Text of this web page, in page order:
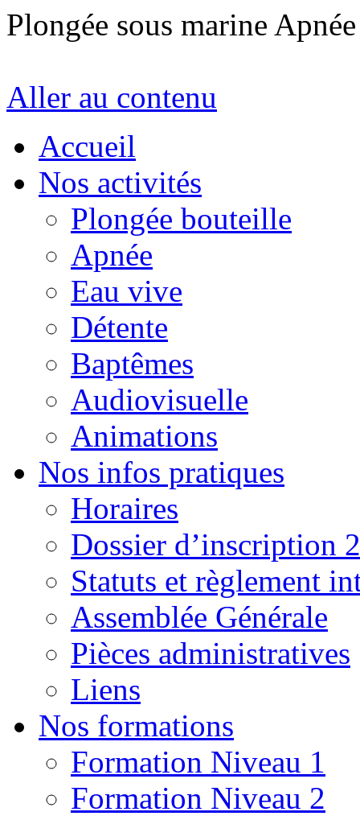
Plongée sous marine
Aller au contenu
Accueil
Nos activités
Plongée bouteille
Apnée
Eau vive
Détente
Baptêmes
Audiovisuelle
Animations
Nos infos pratiques
Horaires
Dossier d’inscription
Statuts et règlement
Assemblée Générale
Pièces administratives
Liens
Nos formations
Formation Niveau 1
Formation Niveau 2